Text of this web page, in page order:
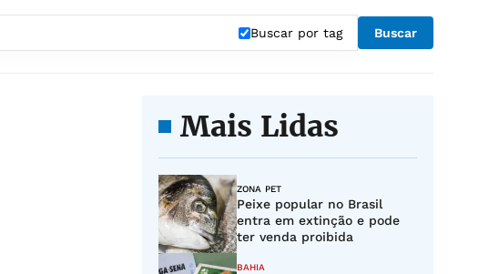
Buscar por tag Buscar
Mais Lidas
ZONA PET
Peixe popular no Brasil
entra em extinção e pode
ter venda proibida
BAHIA